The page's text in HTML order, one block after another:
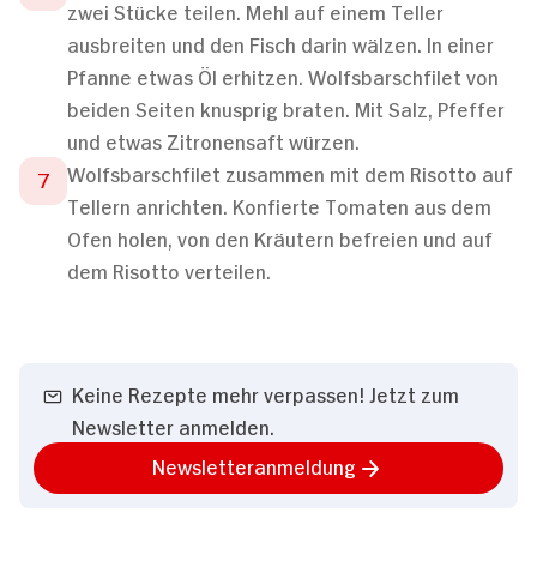
zwei Stücke teilen. Mehl auf einem Teller
ausbreiten und den Fisch darin wälzen. In einer
Pfanne etwas Öl erhitzen. Wolfsbarschfilet von
beiden Seiten knusprig braten. Mit Salz, Pfeffer
und etwas Zitronensaft würzen.
Wolfsbarschfilet zusammen mit dem Risotto auf
Tellern anrichten. Konfierte Tomaten aus dem
Ofen holen, von den Kräutern befreien und auf
dem Risotto verteilen.
Keine Rezepte mehr verpassen! Jetzt zum
Newsletter anmelden.
Newsletteranmeldung